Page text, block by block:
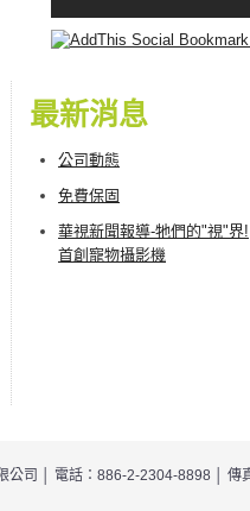
最新消息
公司動態
免費保固
華視新聞報導-牠們的"視"界!
首創寵物攝影機
公司
│ 電話：886-2-2304-8898 │